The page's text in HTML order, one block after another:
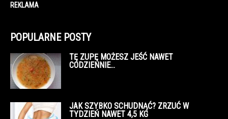
REKLAMA
POPULARNE POSTY
TĘ ZUPĘ MOŻESZ JEŚĆ NAWET
CODZIENNIE…
JAK SZYBKO SCHUDNĄĆ? ZRZUĆ W
TYDZIEŃ NAWET 4,5 KG